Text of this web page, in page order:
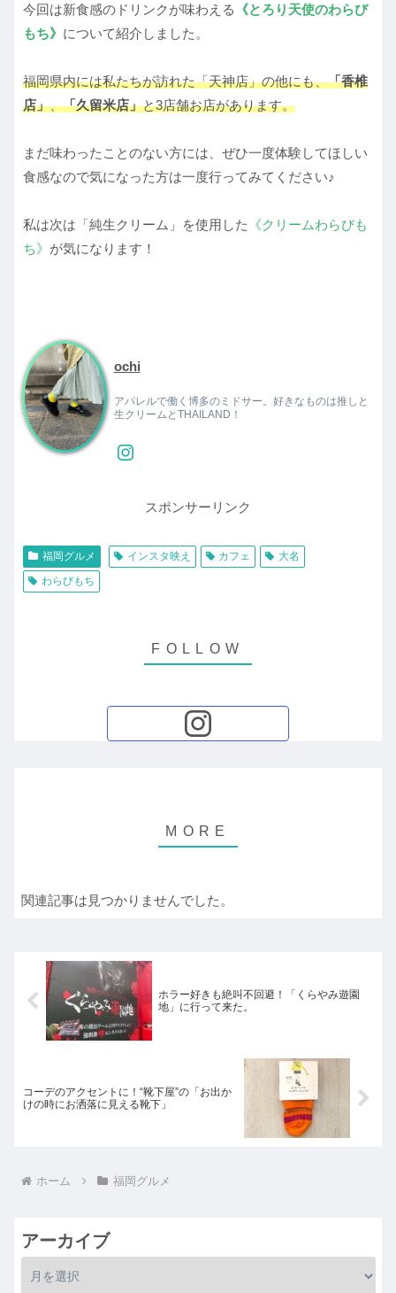
今回は新食感のドリンクが味わえる 《とろり天使のわらび
もち》 について紹介しました。
福岡県内には私たちが訪れた「天神店」の他にも、「香椎
店」、「久留米店」と3店舗お店があります。
まだ味わったことのない方には、ぜひ一度体験してほしい
食感なので気になった方は一度行ってみてください♪
私は次は「純生クリーム」を使用した 《クリームわらびも
ち》 が気になります！
ochi
アパレルで働く博多のミドサー。好きなものは推しと
生クリームとTHAILAND！
スポンサーリンク
福岡グルメ インスタ映え カフェ
大名
わらびもち
関連記事は見つかりませんでした。
ホラー好きも絶叫不回避！「くらやみ遊園
地」に行って来た。
コーデのアクセントに！“靴下屋”の「お出か
けの時にお洒落に見える靴下」
ホーム 福岡グルメ
アーカイブ